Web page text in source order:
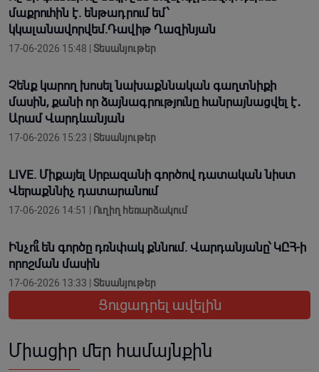
մաքրուհին է. ենթադրում եմ՝
կկալանավորվեմ.Դավիթ Ղազինյան
17-06-2026 15:48 | Տեսանյութեր
Չենք կարող խոսել նախաքննական գաղտնիքի
մասին, քանի որ ձայնագրությունը հանրայնացվել է․
Արամ Վարդևանյան
17-06-2026 15:23 | Տեսանյութեր
LIVE. Միքայել Սրբազանի գործով դատական նիստ
Վերաքննիչ դատարանում
17-06-2026 14:51 | Ուղիղ հեռարձակում
Ինչո՞ւ են գործը դռնփակ քննում. Վարդանյանը՝ ԿԸՀ-ի
որոշման մասին
17-06-2026 13:33 | Տեսանյութեր
Ցուցադրել ավելին
Միացիր մեր համայնքին